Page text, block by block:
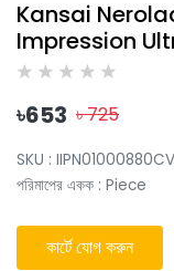
Kansai
Impression
৳653 ৳725
SKU :
পরিমাপের একক : Piece
কার্টে যোগ করুন